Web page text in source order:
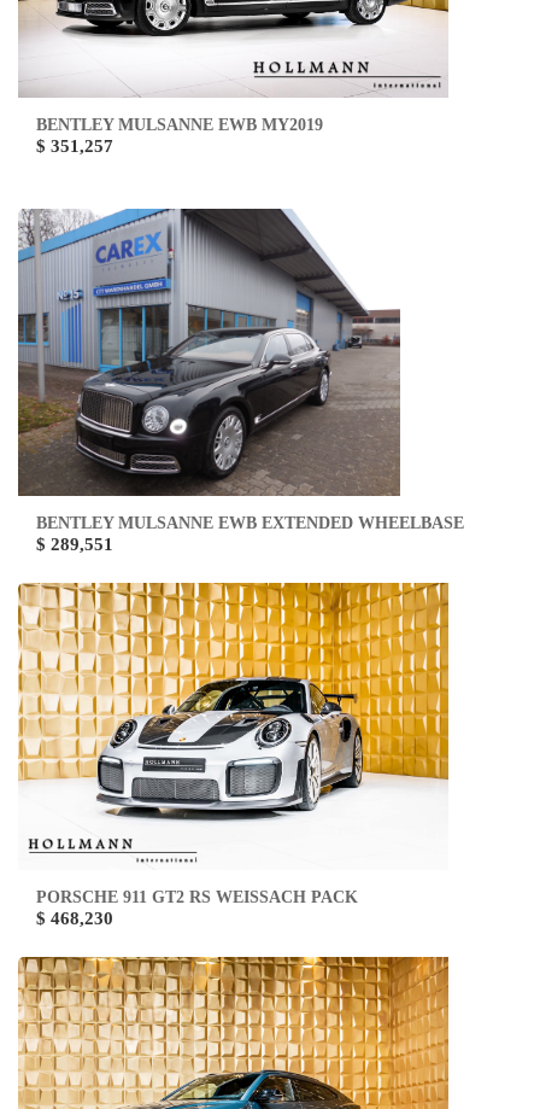
BENTLEY MULSANNE EWB MY2019
$ 351,257
BENTLEY MULSANNE EWB EXTENDED WHEELBASE
$ 289,551
PORSCHE 911 GT2 RS WEISSACH PACK
$ 468,230